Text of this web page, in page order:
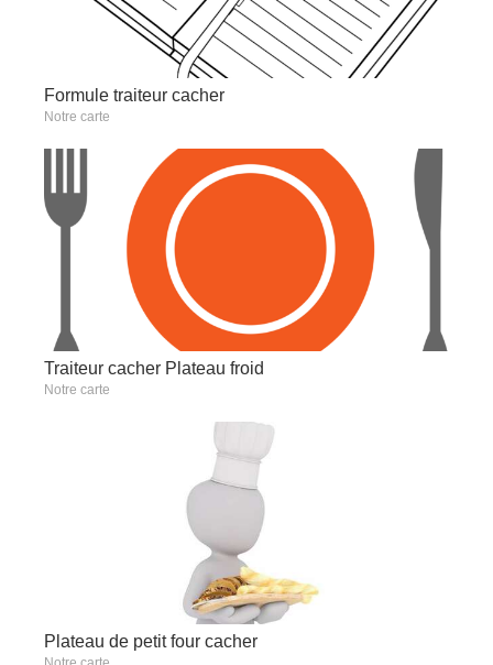
Formule traiteur cacher
Notre carte
Traiteur cacher Plateau froid
Notre carte
Plateau de petit four cacher